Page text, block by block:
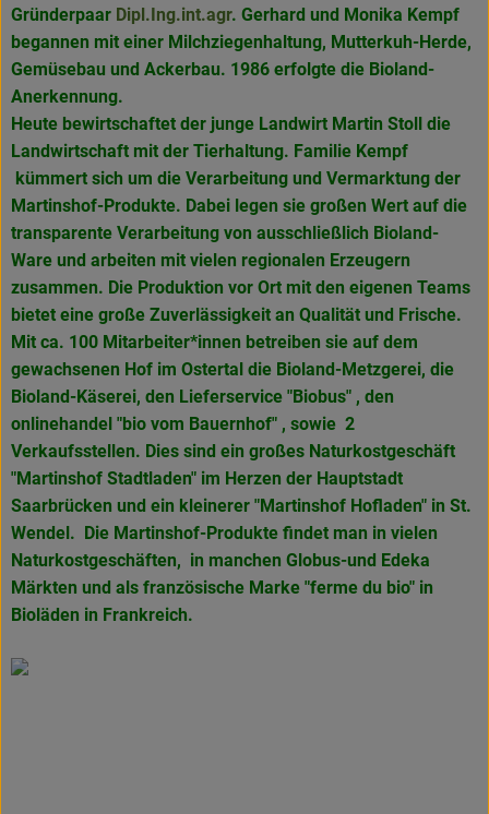
Gründerpaar Dipl.Ing.int.agr. Gerhard und Monika Kempf
begannen mit einer Milchziegenhaltung, Mutterkuh-Herde,
Gemüsebau und Ackerbau. 1986 erfolgte die Bioland-
Anerkennung.
Heute bewirtschaftet der junge Landwirt Martin Stoll die
Landwirtschaft mit der Tierhaltung. Familie Kempf
kümmert sich um die Verarbeitung und Vermarktung der
Martinshof-Produkte. Dabei legen sie großen Wert auf die
transparente Verarbeitung von ausschließlich Bioland-
Ware und arbeiten mit vielen regionalen Erzeugern
zusammen. Die Produktion vor Ort mit den eigenen Teams
bietet eine große Zuverlässigkeit an Qualität und Frische.
Mit ca. 100 Mitarbeiter*innen betreiben sie auf dem
gewachsenen Hof im Ostertal die Bioland-Metzgerei, die
Bioland-Käserei, den Lieferservice "Biobus" , den
onlinehandel "bio vom Bauernhof" , sowie 2
Verkaufsstellen. Dies sind ein großes Naturkostgeschäft
"Martinshof Stadtladen" im Herzen der Hauptstadt
Saarbrücken und ein kleinerer "Martinshof Hofladen" in St.
Wendel. Die Martinshof-Produkte findet man in vielen
Naturkostgeschäften, in manchen Globus-und Edeka
Märkten und als französische Marke "ferme du bio" in
Bioläden in Frankreich.